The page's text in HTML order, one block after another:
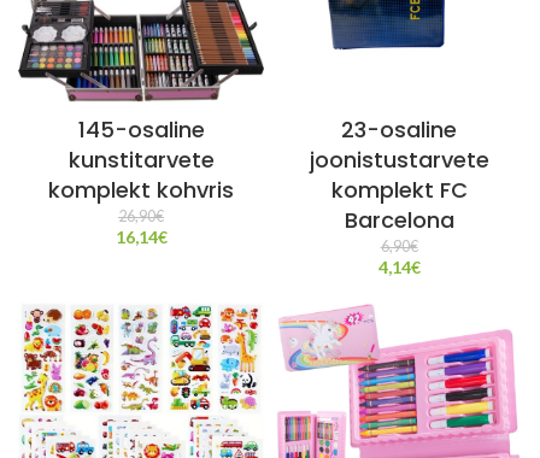
145-osaline
kunstitarvete
komplekt kohvris
26,90€
16,14€
23-osaline
joonistustarvete
komplekt FC
Barcelona
6,90€
4,14€